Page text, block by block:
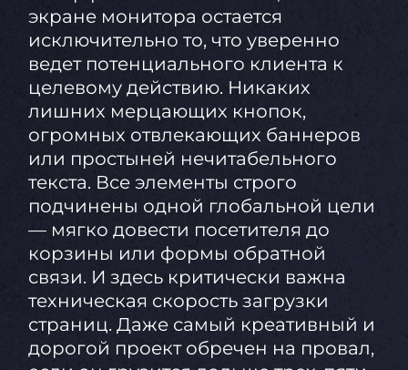
экране монитора остается
исключительно то, что уверенно
ведет потенциального клиента к
целевому действию. Никаких
лишних мерцающих кнопок,
огромных отвлекающих баннеров
или простыней нечитабельного
текста. Все элементы строго
подчинены одной глобальной цели
— мягко довести посетителя до
корзины или формы обратной
связи. И здесь критически важна
техническая скорость загрузки
страниц. Даже самый креативный и
дорогой проект обречен на провал,